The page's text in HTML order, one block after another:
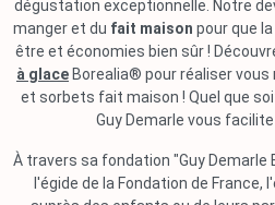
dégustation exceptionnelle. Notre
manger et du fait maison pour que
être et économies bien sûr !
à glace Borealia® pour réaliser
et sorbets fait maison ! Quel que
Guy Demarle vous
À travers sa fondation "Guy Demarle
l'égide de la Fondation de